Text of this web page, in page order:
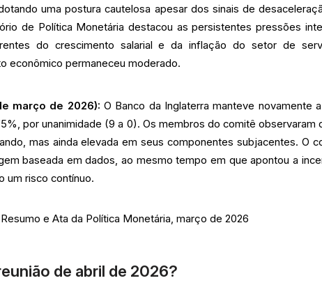
uma postura cautelosa apesar dos sinais de
de Política Monetária destacou as persistentes pressões
do crescimento salarial e da inflação do setor de
econômico permaneceu moderado.
março de 2026): O Banco da Inglaterra manteve novamente
por unanimidade (9 a 0). Os membros do comitê observaram
mas ainda elevada em seus componentes subjacentes. O
baseada em dados, ao mesmo tempo em que apontou a
um risco contínuo.
e Ata da Política Monetária, março de 2026
de abril de 2026?